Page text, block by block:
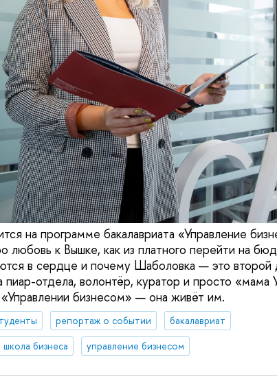
на программе бакалавриата «Управление
любовь к Вышке, как из платного перейти на
в сердце и почему Шаболовка — это второй
пиар-отдела, волонтёр, куратор и просто
бизнесом» — она живёт им.
репортаж о событии
бакалавриат
бизнеса
управление бизнесом